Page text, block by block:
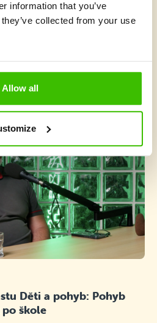
information that you’ve
collected from your use
Allow all
kurz
nového
Děti a pohyb: Pohyb
škole